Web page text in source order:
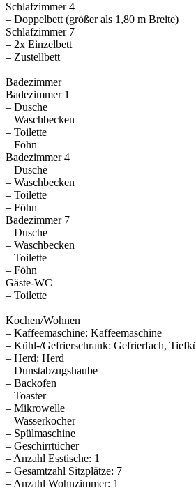
Schlafzimmer 4
– Doppelbett (größer als 1,80 m Breite)
Schlafzimmer 7
– 2x Einzelbett
– Zustellbett
Badezimmer
Badezimmer 1
– Dusche
– Waschbecken
– Toilette
– Föhn
Badezimmer 4
– Dusche
– Waschbecken
– Toilette
– Föhn
Badezimmer 7
– Dusche
– Waschbecken
– Toilette
– Föhn
Gäste-WC
– Toilette
Kochen/Wohnen
– Kaffeemaschine: Kaffeemaschine
– Kühl-/Gefrierschrank: Gefrierfach,
– Herd: Herd
– Dunstabzugshaube
– Backofen
– Toaster
– Mikrowelle
– Wasserkocher
– Spülmaschine
– Geschirrtücher
– Anzahl Esstische: 1
– Gesamtzahl Sitzplätze: 7
– Anzahl Wohnzimmer: 1